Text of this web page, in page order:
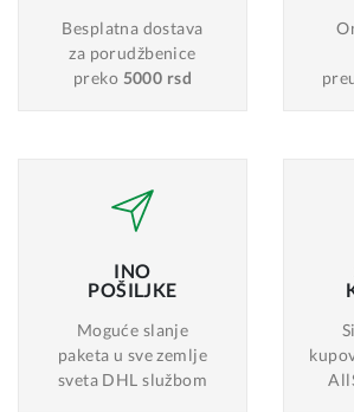
Besplatna dostava
za porudžbenice
preko 5000 rsd
INO
POŠILJKE
Moguće slanje
paketa u sve zemlje
sveta DHL službom